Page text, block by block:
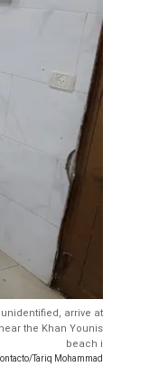
arrive at
the Khan Younis
beach i
Tariq Mohammad